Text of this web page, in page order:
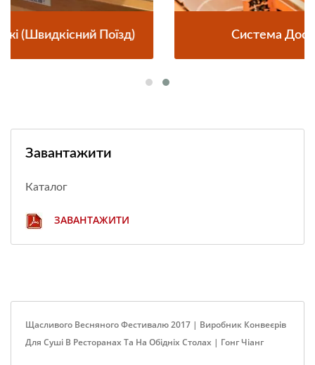
Система Доставки Їжі Поїздом
Завантажити
Каталог
ЗАВАНТАЖИТИ
Щасливого Весняного Фестивалю 2017 | Виробник Конвеєрів
Для Суші В Ресторанах Та На Обідніх Столах | Гонг Чіанг